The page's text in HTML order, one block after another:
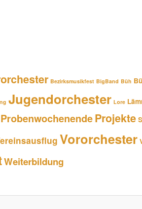
Bezirksmusikfest BigBand Büh
Jugendorchester Lore
ProbenwochenendeProjekte
Vororchester
Weiterbildung